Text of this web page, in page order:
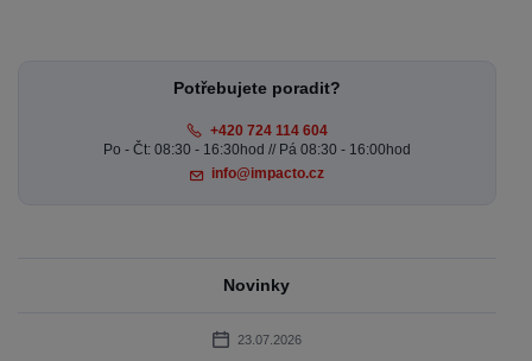
Potřebujete poradit?
+420 724 114 604
Po - Čt: 08:30 - 16:30hod // Pá 08:30 - 16:00hod
info@impacto.cz
Novinky
23.07.2026